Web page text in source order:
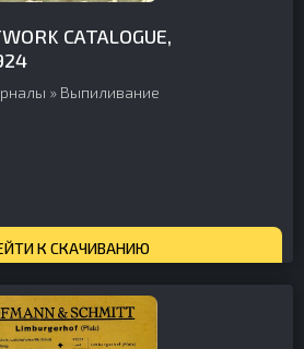
CATALOGUE,
» Выпиливание
К СКАЧИВАНИЮ